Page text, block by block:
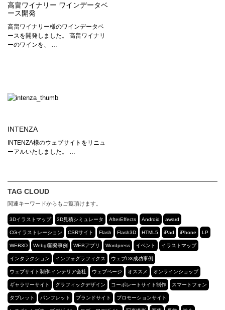
高畠ワイナリー ワインデータベ
ース開発
高畠ワイナリー様のワインデータベ
ースを開発しました。 高畠ワイナリ
ーのワインを、 …
INTENZA
INTENZA様のウェブサイトをリニュ
ーアルいたしました。 …
TAG CLOUD
関連キーワードからもご覧頂けます。
3Dイラストマップ 3D見積シミュレータ AfterEffects Android award
CGイラストレーション CSRサイト Flash Flash3D HTML5 iPad iPhone LP
WEB3D Webgl開発事例 WEBアプリ Wordpress イベント イラストマップ
インタラクション インフォグラフィクス ウェブDX成功事例
ウェブサイト制作-インテリア会社 ウェブページ オススメ オンラインショップ
ギャラリーサイト グラフィックデザイン コーポレートサイト制作 スマートフォン
タブレット パンフレット ブランドサイト プロモーションサイト